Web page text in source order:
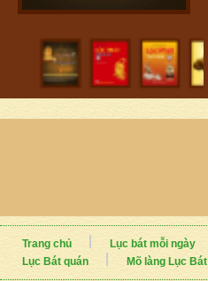
Trang chủ Lục bát mỗi ngày
Lục Bát quán
Mõ làng Lục Bát